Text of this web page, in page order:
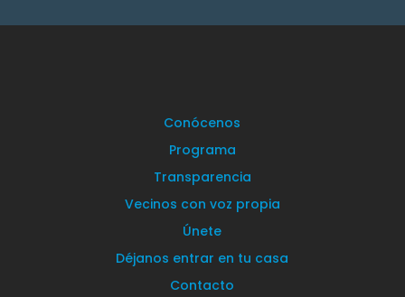
Conócenos
Programa
Transparencia
Vecinos con voz propia
Únete
Déjanos entrar en tu casa
Contacto